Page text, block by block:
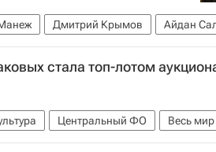
Дмитрий Крымов
Айдан
Верещагин
стала топ-лотом
Центральный ФО Весь мир
Владимир Владислав Мамышев-